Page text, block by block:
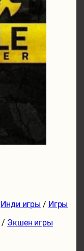
Инди игры / Игры
/ Экшен игры